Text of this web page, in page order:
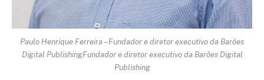
Paulo Henrique Ferreira – Fundador e diretor executivo da Barões
Digital PublishingFundador e diretor executivo da Barões Digital
Publishing